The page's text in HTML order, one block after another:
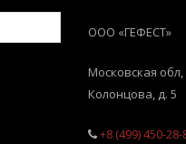
ООО «ГЕФЕСТ»
Московская
Колонцова, д. 5
+8 (499) 450-28-